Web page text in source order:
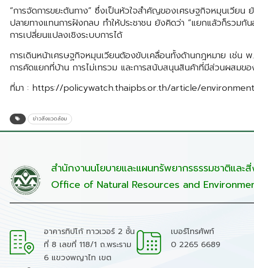
“การจัดการขยะต้นทาง” ซึ่งเป็นหัวใจสำคัญของเศรษฐกิจหมุนเวีย
ปลายทางแทนการฝังกลบ ทำให้ประชาชน ยังคิดว่า “แยกแล้วก็รวมกัน
การเปลี่ยนแปลงเชิงระบบการได้
การเดินหน้าเศรษฐกิจหมุนเวียนต้องขับเคลื่อนทั้งด้านกฎหมาย เช่น
การคัดแยกที่บ้าน การไม่เทรวม และการสนับสนุนสินค้าที่มีส่วนผสมข
ที่มา : https://policywatch.thaipbs.or.th/article/
ข่าวสิ่งแวดล้อม
สำนักงานนโยบายและแผนทรัพยากรธรรมชาติและ
Office of Natural Resources and
อาคารทิปโก้ ทาวเวอร์ 2 ชั้น
ที่ 8 เลขที่ 118/1 ถ.พระราม
6 แขวงพญาไท เขต
เบอร์โทรศัพท์
0 2265 6689